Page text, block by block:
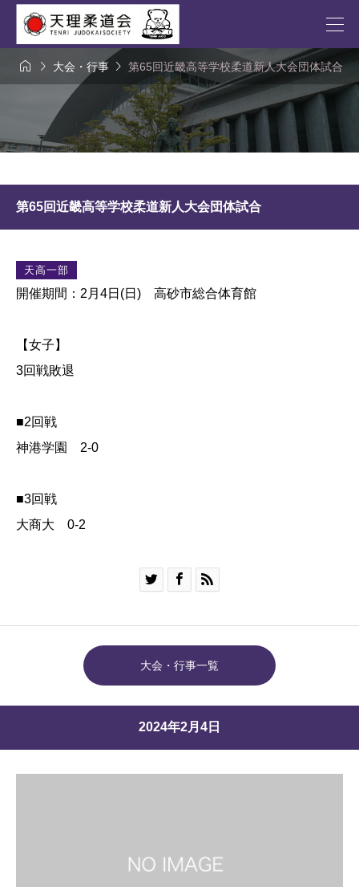
  大会・行事  第65回近畿高等学校柔道新人大会団体試合
第65回近畿高等学校柔道新人大会団体試合
天高一部
開催期間：2月4日(日) 高砂市総合体育館
【女子】
3回戦敗退
■2回戦
神港学園 2-0
■3回戦
大商大 0-2
  
大会・行事一覧
2024年2月4日